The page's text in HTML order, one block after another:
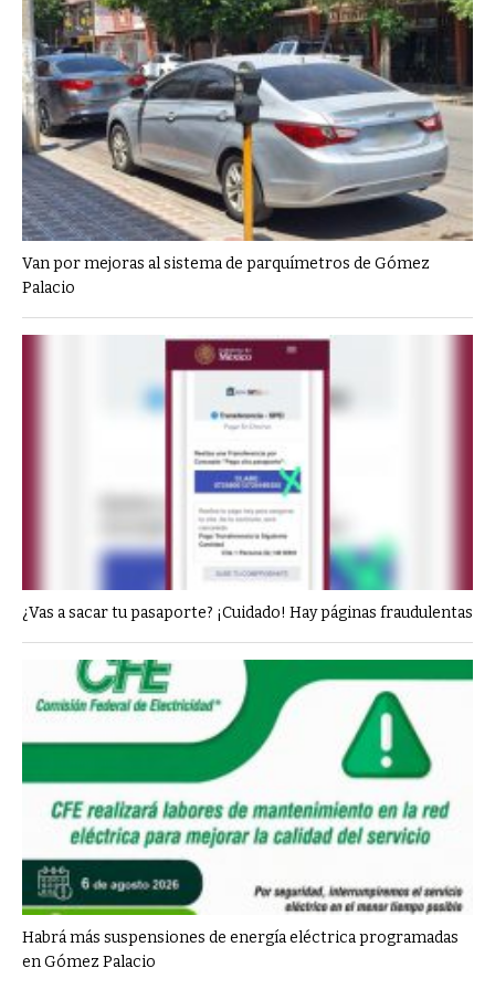
Van por mejoras al sistema de parquímetros de Gómez
Palacio
¿Vas a sacar tu pasaporte? ¡Cuidado! Hay páginas fraudulentas
Habrá más suspensiones de energía eléctrica programadas
en Gómez Palacio